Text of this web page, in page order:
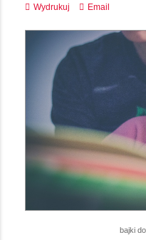
Wydrukuj
Email
bajki